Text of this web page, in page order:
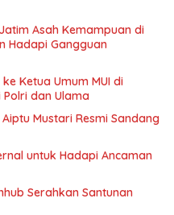
Asah Kemampuan di
Hadapi Gangguan
Ketua Umum MUI di
Polri dan Ulama
Mustari Resmi Sandang
untuk Hadapi Ancaman
Serahkan Santunan